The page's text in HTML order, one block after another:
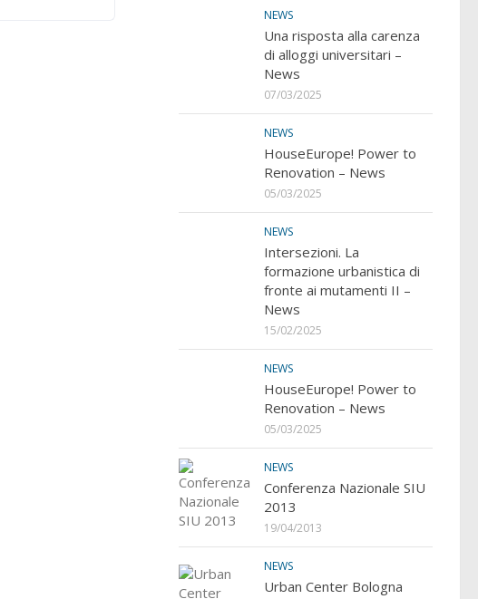
NEWS
Una risposta alla carenza
di alloggi universitari –
News
07/03/2025
NEWS
HouseEurope! Power to
Renovation – News
05/03/2025
NEWS
Intersezioni. La
formazione urbanistica di
fronte ai mutamenti II –
News
15/02/2025
NEWS
HouseEurope! Power to
Renovation – News
05/03/2025
NEWS
Conferenza Nazionale SIU
2013
19/04/2013
NEWS
Urban Center Bologna